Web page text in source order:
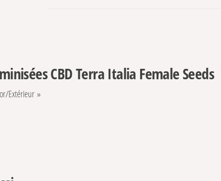
CBD Terra Italia Female Seeds
Extérieur »